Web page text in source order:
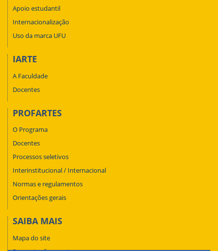
Apoio estudantil
Internacionalização
Uso da marca UFU
IARTE
A Faculdade
Docentes
PROFARTES
O Programa
Docentes
Processos seletivos
Interinstitucional / Internacional
Normas e regulamentos
Orientações gerais
SAIBA MAIS
Mapa do site